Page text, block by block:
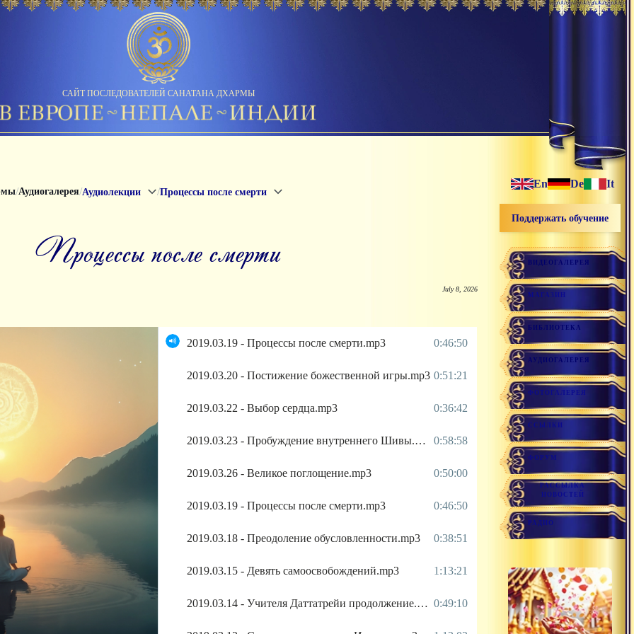
САЙТ ПОСЛЕДОВАТЕЛЕЙ САНАТАНА ДХАРМЫ
/Аудиогалерея/Аудиолекции /Процессы после смерти
Процессы после смерти
July 8, 2026
2019.03.19 - Процессы после смерти.mp3 0:46:50
2019.03.20 - Постижение божественной игры.mp3 0:51:21
2019.03.22 - Выбор сердца.mp3 0:36:42
2019.03.23 - Пробуждение внутреннего Шивы.mp3 0:58:58
2019.03.26 - Великое поглощение.mp3 0:50:00
2019.03.19 - Процессы после смерти.mp3 0:46:50
2019.03.18 - Преодоление обусловленности.mp3 0:38:51
2019.03.15 - Девять самоосвобождений.mp3 1:13:21
2019.03.14 - Учителя Даттатрейи продолжение.mp3 0:49:10
En De It
Поддержать обучение
ВИДЕОГАЛЕРЕЯ
МАГАЗИН
БИБЛИОТЕКА
АУДИОГАЛЕРЕЯ
ФОТОГАЛЕРЕЯ
ССЫЛКИ
ФОРУМ
РАССЫЛКА
НОВОСТЕЙ
РАДИО